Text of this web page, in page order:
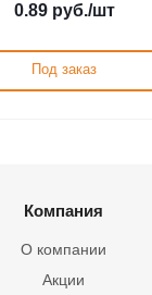
0.89руб./шт
Под заказ
Компания
О компании
Акции